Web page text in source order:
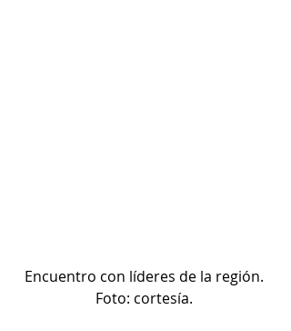
Encuentro con líderes de la región.
Foto: cortesía.